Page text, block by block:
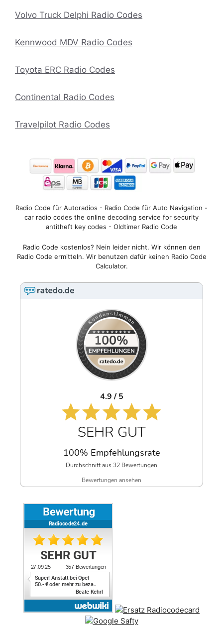
Volvo Truck Delphi Radio Codes
Kennwood MDV Radio Codes
Toyota ERC Radio Codes
Continental Radio Codes
Travelpilot Radio Codes
Radio Code für Autoradios - Radio Code für Auto Navigation -
car radio codes the online decoding service for security
antitheft key codes - Oldtimer Radio Code
Radio Code kostenlos? Nein leider nicht. Wir können den
Radio Code ermitteln. Wir benutzen dafür keinen Radio Code
Calculator.
4.9 / 5
SEHR GUT
100% Empfehlungsrate
Durchschnitt aus 32 Bewertungen
Bewertungen ansehen